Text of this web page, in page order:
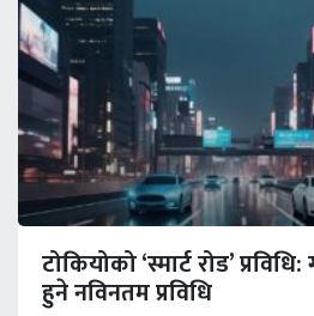
टोकियोको ‘स्मार्ट रोड’
हुने नविनतम प्रविधि